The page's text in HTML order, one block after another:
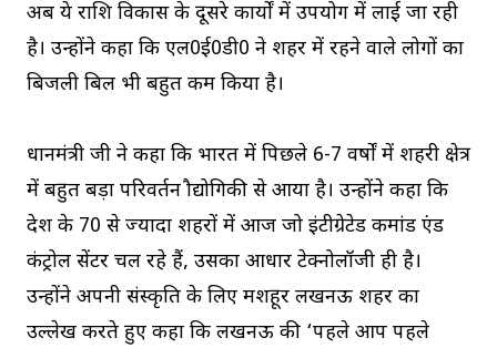
अब ये राशि विकास के दूसरे कार्यों में उपयोग में लाई जा रही
है। उन्होंने कहा कि एल0ई0डी0 ने शहर में रहने वाले लोगों का
बिजली बिल भी बहुत कम किया है।
प्रधानमंत्री जी ने कहा कि भारत में पिछले 6-7 वर्षों में शहरी क्षेत्र
में बहुत बड़ा परिवर्तन प्रौद्योगिकी से आया है। उन्होंने कहा कि
देश के 70 से ज्यादा शहरों में आज जो इंटीग्रेटेड कमांड एंड
कंट्रोल सेंटर चल रहे हैं, उसका आधार टेक्नोलॉजी ही है।
उन्होंने अपनी संस्कृति के लिए मशहूर लखनऊ शहर का
उल्लेख करते हुए कहा कि लखनऊ की ‘पहले आप पहले